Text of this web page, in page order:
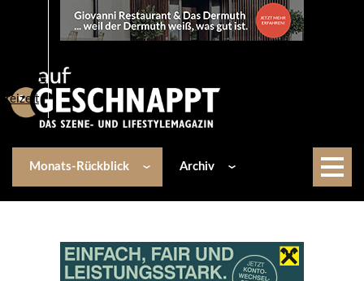
Lifestyle
Freizeit
Monats-Rückblick Archiv